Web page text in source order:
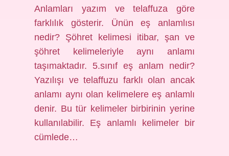
Anlamları yazım ve telaffuza göre
farklılık gösterir. Ünün eş anlamlısı
nedir? Şöhret kelimesi itibar, şan ve
şöhret kelimeleriyle aynı anlamı
taşımaktadır. 5.sınıf eş anlam nedir?
Yazılışı ve telaffuzu farklı olan ancak
anlamı aynı olan kelimelere eş anlamlı
denir. Bu tür kelimeler birbirinin yerine
kullanılabilir. Eş anlamlı kelimeler bir
cümlede…